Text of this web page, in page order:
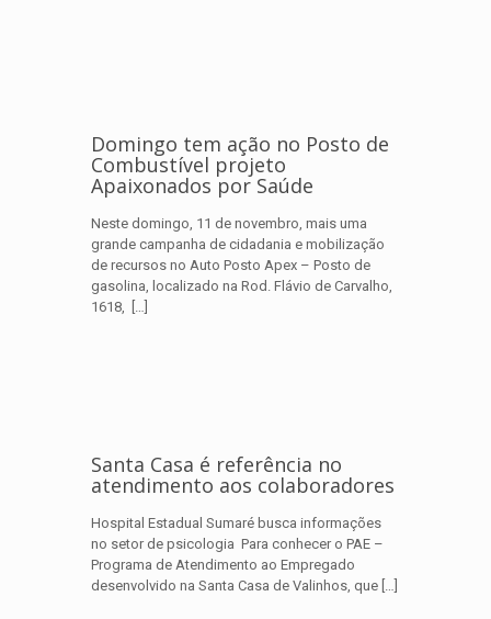
Domingo tem ação no Posto de
Combustível projeto
Apaixonados por Saúde
Neste domingo, 11 de novembro, mais uma
grande campanha de cidadania e mobilização
de recursos no Auto Posto Apex – Posto de
gasolina, localizado na Rod. Flávio de Carvalho,
1618,
[…]
Santa Casa é referência no
atendimento aos colaboradores
Hospital Estadual Sumaré busca informações
no setor de psicologia Para conhecer o PAE –
Programa de Atendimento ao Empregado
desenvolvido na Santa Casa de Valinhos, que […]